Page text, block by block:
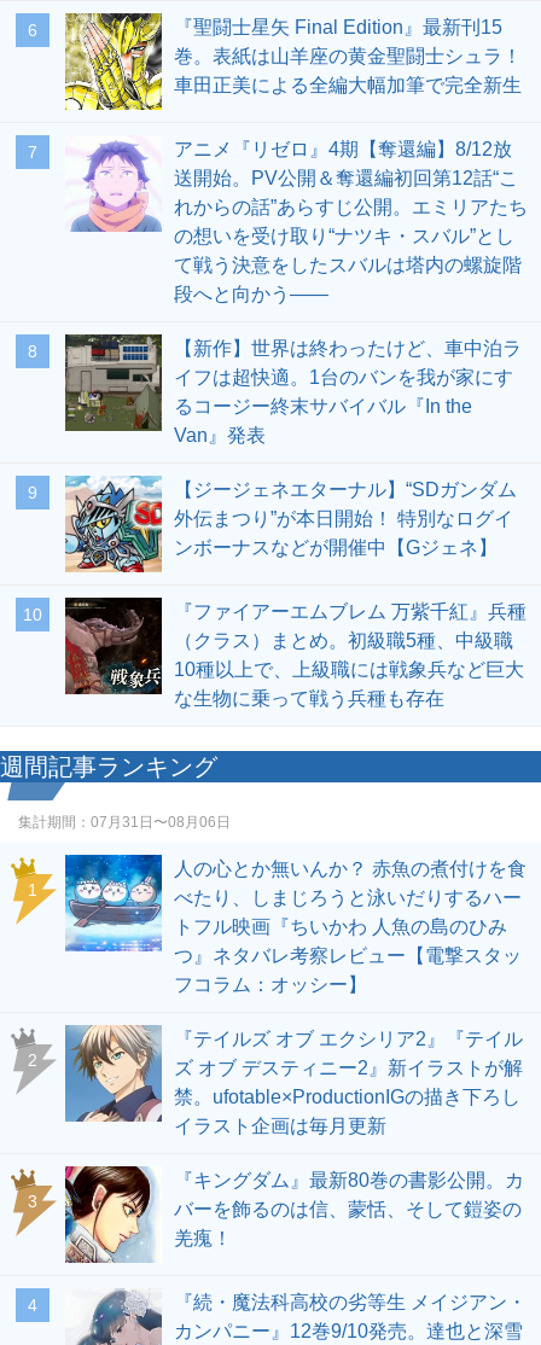
6
『聖闘士星矢 Final Edition』最新刊15
巻。表紙は山羊座の黄金聖闘士シュラ！
車田正美による全編大幅加筆で完全新生
7
アニメ『リゼロ』4期【奪還編】8/12放
送開始。PV公開＆奪還編初回第12話“こ
れからの話”あらすじ公開。エミリアたち
の想いを受け取り“ナツキ・スバル”とし
て戦う決意をしたスバルは塔内の螺旋階
段へと向かう――
8
【新作】世界は終わったけど、車中泊ラ
イフは超快適。1台のバンを我が家にす
るコージー終末サバイバル『In the
Van』発表
9
【ジージェネエターナル】“SDガンダム
外伝まつり”が本日開始！ 特別なログイ
ンボーナスなどが開催中【Gジェネ】
10
『ファイアーエムブレム 万紫千紅』兵種
（クラス）まとめ。初級職5種、中級職
10種以上で、上級職には戦象兵など巨大
な生物に乗って戦う兵種も存在
週間記事ランキング
集計期間： 07月31日〜08月06日
1
人の心とか無いんか？ 赤魚の煮付けを食
べたり、しまじろうと泳いだりするハー
トフル映画『ちいかわ 人魚の島のひみ
つ』ネタバレ考察レビュー【電撃スタッ
フコラム：オッシー】
2
『テイルズ オブ エクシリア2』『テイル
ズ オブ デスティニー2』新イラストが解
禁。ufotable×ProductionIGの描き下ろし
イラスト企画は毎月更新
3
『キングダム』最新80巻の書影公開。カ
バーを飾るのは信、蒙恬、そして鎧姿の
羌瘣！
4
『続・魔法科高校の劣等生 メイジアン・
カンパニー』12巻9/10発売。達也と深雪